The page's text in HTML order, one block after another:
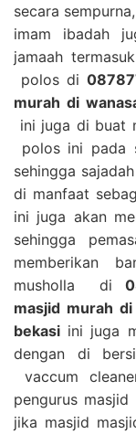
secara
imam ibadah
jamaah
polos di
murah di
ini juga di buat
polos ini pada
sehingga
di manfaat
ini juga akan
sehingga
memberikan
musholla di
masjid murah
bekasi ini juga
dengan di
vaccum
pengurus
jika masjid